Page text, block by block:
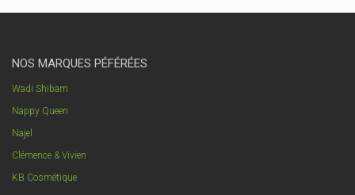
NOS MARQUES PÉFÉRÉES
Wadi Shibam
Nappy Queen
Najel
Clémence & Vivien
KB Cosmétique